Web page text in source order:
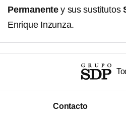
Permanente y sus sustitutos
Enrique Inzunza.
Contacto